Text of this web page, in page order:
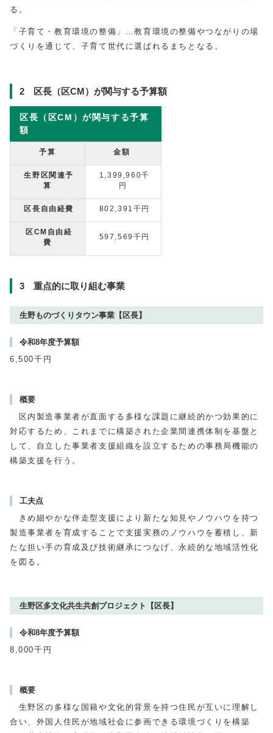
る。
「子育て・教育環境の整備」…教育環境の整備やつながりの場
づくりを通じて、子育て世代に選ばれるまちとなる。
2 区長（区CM）が関与する予算額
区長（区CM）が関与する予算
額
予算 金額
生野区関連予
算
1,399,960千
円
区長自由経費 802,391千円
区CM自由経
費
597,569千円
3 重点的に取り組む事業
生野ものづくりタウン事業【区長】
令和8年度予算額
6,500千円
概要
区内製造事業者が直面する多様な課題に継続的かつ効果的に
対応するため、これまでに構築された企業間連携体制を基盤と
して、自立した事業者支援組織を設立するための事務局機能の
構築支援を行う。
工夫点
きめ細やかな伴走型支援により新たな知見やノウハウを持つ
製造事業者を育成することで支援実務のノウハウを蓄積し、新
たな担い手の育成及び技術継承につなげ、永続的な地域活性化
を図る。
生野区多文化共生共創プロジェクト【区長】
令和8年度予算額
8,000千円
概要
生野区の多様な国籍や文化的背景を持つ住民が互いに理解し
合い、外国人住民が地域社会に参画できる環境づくりを構築